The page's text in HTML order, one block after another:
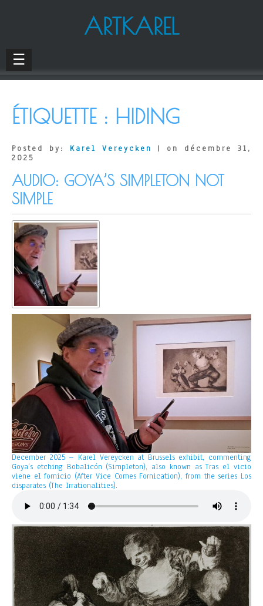
ARTKAREL
☰
ÉTIQUETTE : HIDING
Posted by: Karel Vereycken
| on décembre 31,
2025
AUDIO: GOYA’S SIMPLETON NOT
SIMPLE
December 2025 – Karel Vereycken at Brussels exhibit, commenting
Goya’s etching Bobalicón (Simpleton), also known as Tras el vicio
viene el fornicio (After Vice Comes Fornication), from the series Los
disparates (The Irrationalities).